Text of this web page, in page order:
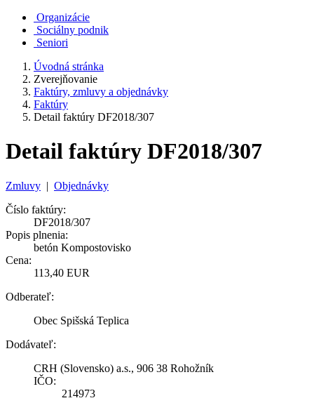
Organizácie
Sociálny podnik
Seniori
Úvodná stránka
Zverejňovanie
Faktúry, zmluvy a objednávky
Faktúry
Detail faktúry DF2018/307
Detail faktúry DF2018/307
Zmluvy | Objednávky
Číslo faktúry:
DF2018/307
Popis plnenia:
betón Kompostovisko
Cena:
113,40 EUR
Odberateľ:
Obec Spišská Teplica
Dodávateľ:
CRH (Slovensko) a.s., 906 38 Rohožník
IČO:
214973